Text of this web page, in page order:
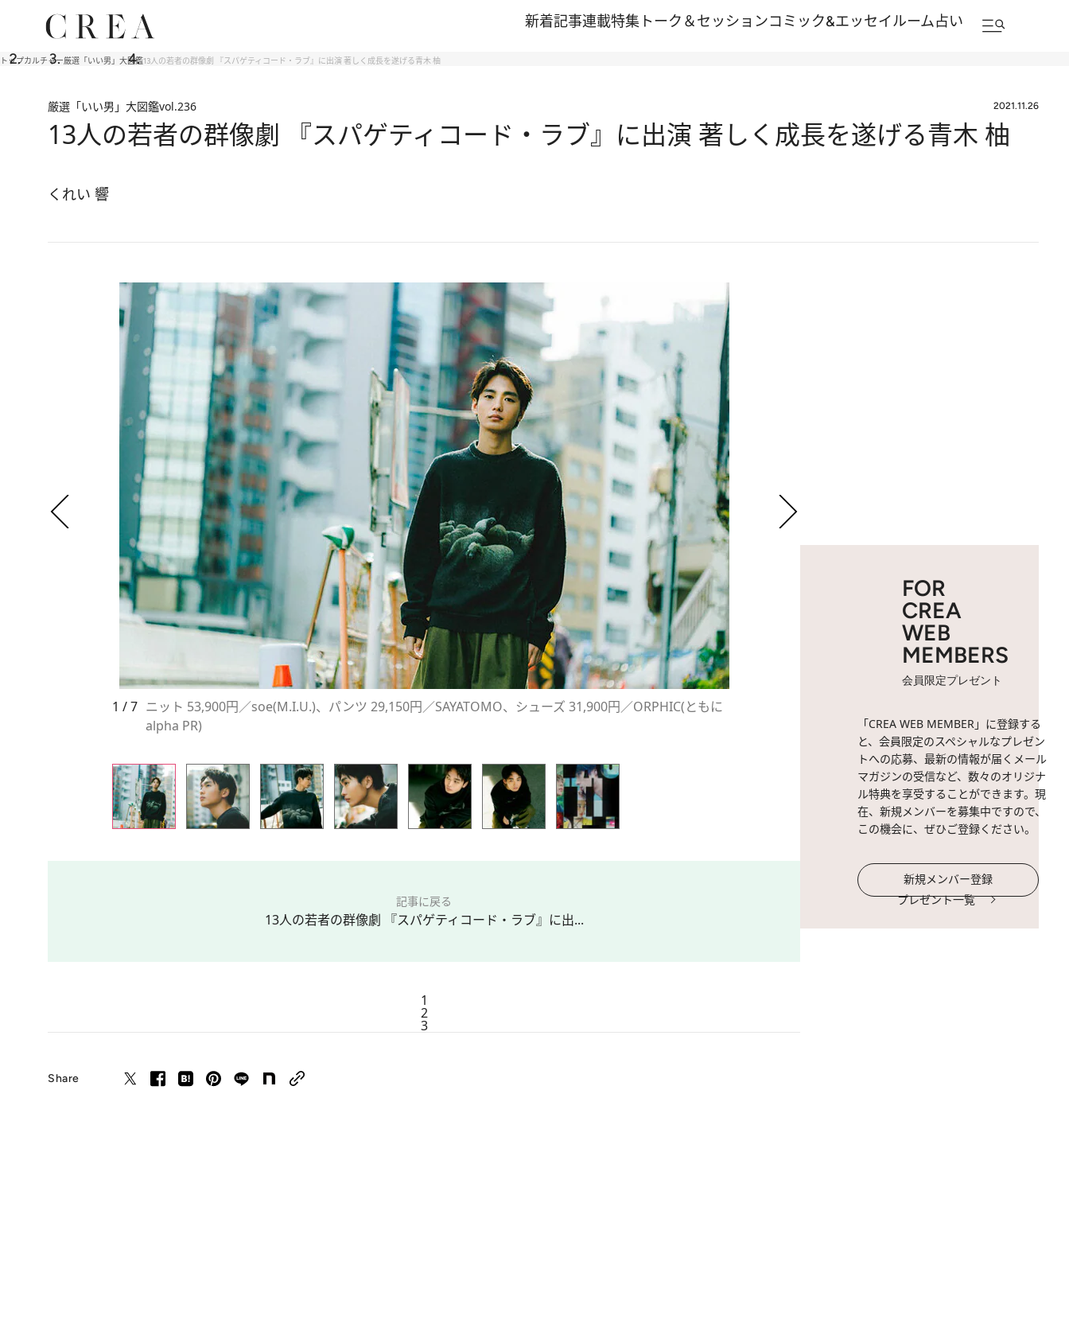
新着記事連載特集 トーク＆セッションコミック&エッセイルーム占い
トップカルチャー厳選「いい男」大図鑑13人の若者の群像劇 『スパゲティコード・ラブ』に出演 著しく成長を遂げる青木 柚
厳選「いい男」大図鑑vol.236 2021.11.26
13人の若者の群像劇 『スパゲティコード・ラブ』に出演 著しく成長を遂げる青木 柚
くれい 響
1 / 7 ニット 53,900円／soe(M.I.U.)、パンツ 29,150円／SAYATOMO、シューズ 31,900円／ORPHIC(ともに
alpha PR)
記事に戻る
13人の若者の群像劇 『スパゲティコード・ラブ』に出...
1
2
3
Share
FOR
CREA
WEB
MEMBERS
会員限定プレゼント
「CREA WEB MEMBER」に登録する
と、会員限定のスペシャルなプレゼン
トへの応募、最新の情報が届くメール
マガジンの受信など、数々のオリジナ
ル特典を享受することができます。現
在、新規メンバーを募集中ですので、
この機会に、ぜひご登録ください。
新規メンバー登録
プレゼント一覧